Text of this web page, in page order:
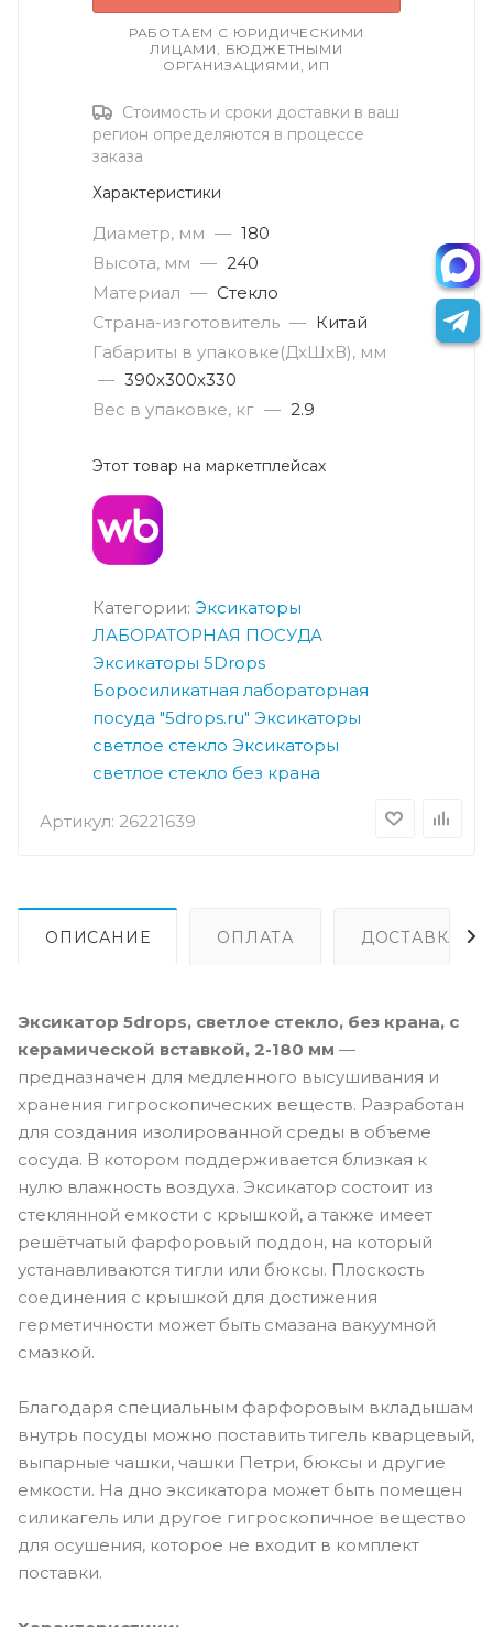
Артикул: 26221639
РАБОТАЕМ С ЮРИДИЧЕСКИМИ
ЛИЦАМИ, БЮДЖЕТНЫМИ
ОРГАНИЗАЦИЯМИ, ИП
Стоимость и сроки доставки в ваш
регион определяются в процессе
заказа
Характеристики
Диаметр, мм — 180
Высота, мм — 240
Материал — Стекло
Страна-изготовитель — Китай
Габариты в упаковке(ДxШxВ), мм
— 390х300х330
Вес в упаковке, кг — 2.9
Этот товар на маркетплейсах
Категории: Эксикаторы
ЛАБОРАТОРНАЯ ПОСУДА
Эксикаторы 5Drops
Боросиликатная лабораторная
посуда "5drops.ru" Эксикаторы
светлое стекло Эксикаторы
светлое стекло без крана
ОПИСАНИЕ ОПЛАТА ДОСТАВКА
Эксикатор 5drops, светлое стекло, без крана, с
керамической вставкой, 2-180 мм —
предназначен для медленного высушивания и
хранения гигроскопических веществ. Разработан
для создания изолированной среды в объеме
сосуда. В котором поддерживается близкая к
нулю влажность воздуха. Эксикатор состоит из
стеклянной емкости с крышкой, а также имеет
решётчатый фарфоровый поддон, на который
устанавливаются тигли или бюксы. Плоскость
соединения с крышкой для достижения
герметичности может быть смазана вакуумной
смазкой.
Благодаря специальным фарфоровым вкладышам
внутрь посуды можно поставить тигель кварцевый,
выпарные чашки, чашки Петри, бюксы и другие
емкости. На дно эксикатора может быть помещен
силикагель или другое гигроскопичное вещество
для осушения, которое не входит в комплект
поставки.